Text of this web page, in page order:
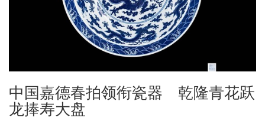
中国嘉德春拍领衔瓷器 乾隆青花跃
龙捧寿大盘